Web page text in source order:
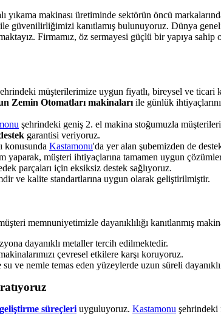
yıkama makinası üretiminde sektörün öncü
ile güvenilirliğimizi kanıtlamış bulunuyoruz. Dünya
Firmamız, öz sermayesi güçlü bir yapıya sahip
müşterilerimize uygun fiyatlı, bireysel ve ticari
Zemin Otomatları makinaları ile günlük
şehrindeki geniş 2. el makina stoğumuzla
garantisi veriyoruz.
konusunda Kastamonu'da yer alan şubemizden de
yaparak, müşteri ihtiyaçlarına tamamen uygun
parçaları için eksiksiz destek sağlıyoruz.
ve kalite standartlarına uygun olarak geliştirilmiştir.
memnuniyetimizle dayanıklılığı kanıtlanmış
dayanıklı metaller tercih edilmektedir.
çevresel etkilere karşı koruyoruz.
ve nemle temas eden yüzeylerde uzun süreli
süreçleri uyguluyoruz. Kastamonu şehrindeki